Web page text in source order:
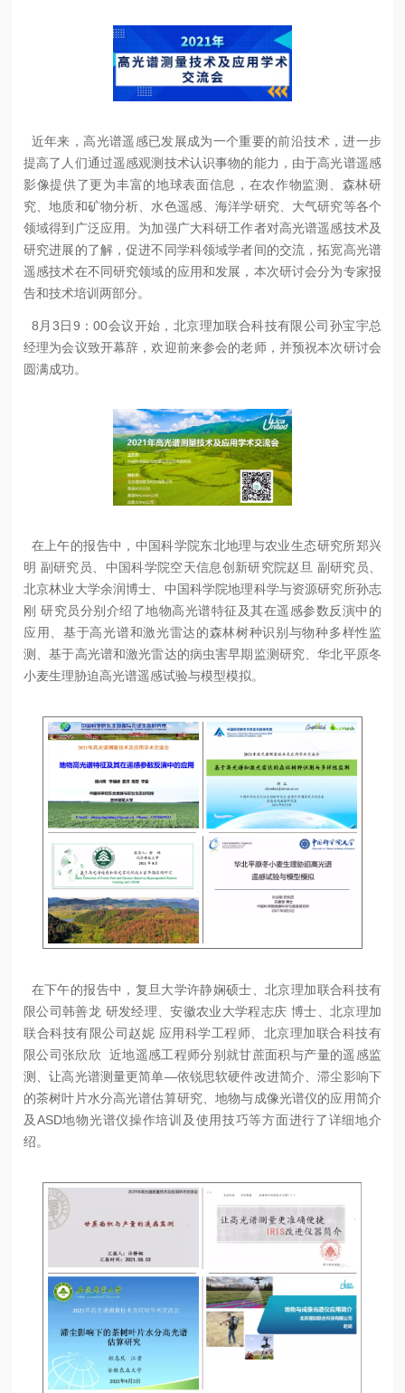
近年来，高光谱遥感已发展成为一个重要的前沿技术，进一步
提高了人们通过遥感观测技术认识事物的能力，由于高光谱遥感
影像提供了更为丰富的地球表面信息，在农作物监测、森林研
究、地质和矿物分析、水色遥感、海洋学研究、大气研究等各个
领域得到广泛应用。为加强广大科研工作者对高光谱遥感技术及
研究进展的了解，促进不同学科领域学者间的交流，拓宽高光谱
遥感技术在不同研究领域的应用和发展，本次研讨会分为专家报
告和技术培训两部分。
8月3日9：00会议开始，北京理加联合科技有限公司孙宝宇总
经理为会议致开幕辞，欢迎前来参会的老师，并预祝本次研讨会
圆满成功。
在上午的报告中，中国科学院东北地理与农业生态研究所郑兴
明 副研究员、中国科学院空天信息创新研究院赵旦 副研究员、
北京林业大学余润博士、中国科学院地理科学与资源研究所孙志
刚 研究员分别介绍了地物高光谱特征及其在遥感参数反演中的
应用、基于高光谱和激光雷达的森林树种识别与物种多样性监
测、基于高光谱和激光雷达的病虫害早期监测研究、华北平原冬
小麦生理胁迫高光谱遥感试验与模型模拟。
在下午的报告中，复旦大学许静娴硕士、北京理加联合科技有
限公司韩善龙 研发经理、安徽农业大学程志庆 博士、北京理加
联合科技有限公司赵妮 应用科学工程师、北京理加联合科技有
限公司张欣欣 近地遥感工程师分别就甘蔗面积与产量的遥感监
测、让高光谱测量更简单—依锐思软硬件改进简介、滞尘影响下
的茶树叶片水分高光谱估算研究、地物与成像光谱仪的应用简介
及ASD地物光谱仪操作培训及使用技巧等方面进行了详细地介
绍。